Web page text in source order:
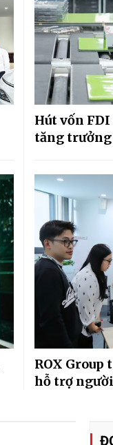
Hút vốn
tăng trưởng
ROX
hỗ trợ